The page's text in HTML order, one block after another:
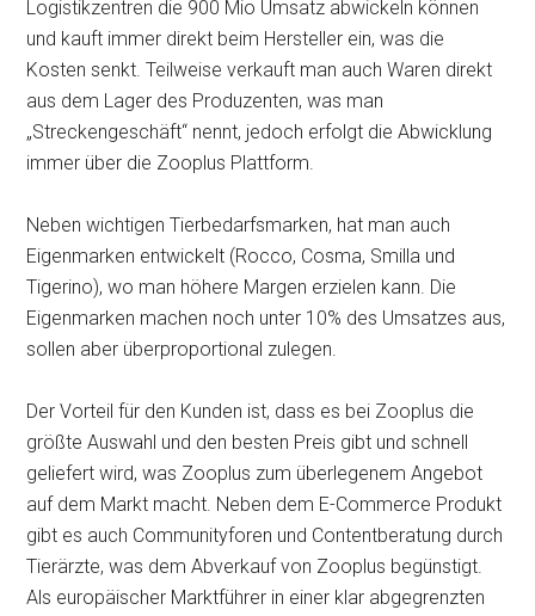
Logistikzentren die 900 Mio Umsatz abwickeln können
und kauft immer direkt beim Hersteller ein, was die
Kosten senkt. Teilweise verkauft man auch Waren direkt
aus dem Lager des Produzenten, was man
„Streckengeschäft“ nennt, jedoch erfolgt die Abwicklung
immer über die Zooplus Plattform.
Neben wichtigen Tierbedarfsmarken, hat man auch
Eigenmarken entwickelt (Rocco, Cosma, Smilla und
Tigerino), wo man höhere Margen erzielen kann. Die
Eigenmarken machen noch unter 10% des Umsatzes aus,
sollen aber überproportional zulegen.
Der Vorteil für den Kunden ist, dass es bei Zooplus die
größte Auswahl und den besten Preis gibt und schnell
geliefert wird, was Zooplus zum überlegenem Angebot
auf dem Markt macht. Neben dem E-Commerce Produkt
gibt es auch Communityforen und Contentberatung durch
Tierärzte, was dem Abverkauf von Zooplus begünstigt.
Als europäischer Marktführer in einer klar abgegrenzten